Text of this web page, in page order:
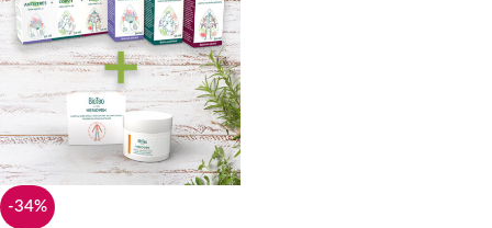
-34%